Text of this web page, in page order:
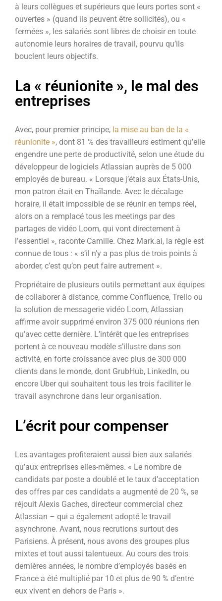
à leurs collègues et supérieurs que leurs portes sont «
ouvertes » (quand ils peuvent être sollicités), ou «
fermées », les salariés sont libres de choisir en toute
autonomie leurs horaires de travail, pourvu qu’ils
bouclent leurs objectifs.
La « réunionite », le mal des
entreprises
Avec, pour premier principe, la mise au ban de la «
réunionite », dont 81 % des travailleurs estiment qu’elle
engendre une perte de productivité, selon une étude du
développeur de logiciels Atlassian auprès de 5 000
employés de bureau. « Lorsque j’étais aux États-Unis,
mon patron était en Thaïlande. Avec le décalage
horaire, il était impossible de se réunir en temps réel,
alors on a remplacé tous les meetings par des
partages de vidéo Loom, qui vont directement à
l’essentiel », raconte Camille. Chez Mark.ai, la règle est
connue de tous : « s’il n’y a pas plus de trois points à
aborder, c’est qu’on peut faire autrement ».
Propriétaire de plusieurs outils permettant aux équipes
de collaborer à distance, comme Confluence, Trello ou
la solution de messagerie vidéo Loom, Atlassian
affirme avoir supprimé environ 375 000 réunions rien
qu’avec cette dernière. L’intérêt que les entreprises
portent à ce nouveau modèle s’illustre dans son
activité, en forte croissance avec plus de 300 000
clients dans le monde, dont GrubHub, LinkedIn, ou
encore Uber qui souhaitent tous les trois faciliter le
travail asynchrone dans leur organisation.
L’écrit pour compenser
Les avantages profiteraient aussi bien aux salariés
qu’aux entreprises elles-mêmes. « Le nombre de
candidats par poste a doublé et le taux d’acceptation
des offres par ces candidats a augmenté de 20 %, se
réjouit Alexis Gaches, directeur commercial chez
Atlassian – qui a également adopté le travail
asynchrone. Avant, nous recrutions surtout des
Parisiens. À présent, nous avons des groupes plus
mixtes et tout aussi talentueux. Au cours des trois
dernières années, le nombre d’employés basés en
France a été multiplié par 10 et plus de 90 % d’entre
eux vivent en dehors de Paris ».